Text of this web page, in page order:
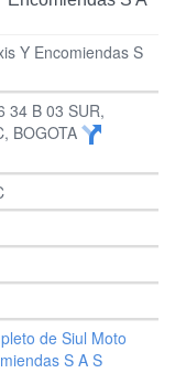
Y Encomiendas S
34 B 03 SUR,
BOGOTA
de Siul Moto
S A S